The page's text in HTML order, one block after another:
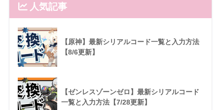
人気記事
【原神】最新シリアルコード一覧と入力方法
【8/6更新】
【ゼンレスゾーンゼロ】最新シリアルコード
一覧と入力方法【7/28更新】